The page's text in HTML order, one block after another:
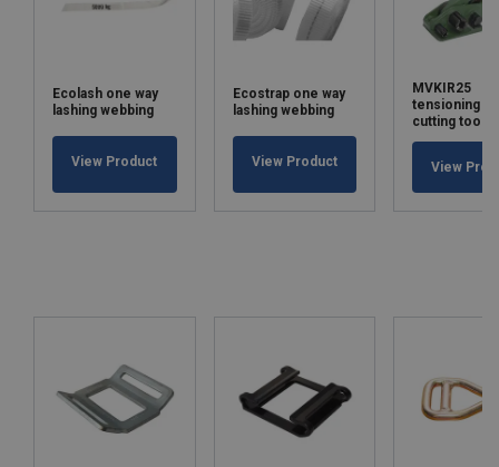
Ecolash one way
lashing webbing
View Product
Ecostrap one way
lashing webbing
View Product
MVKIR25
tensioning
cutting tool
View